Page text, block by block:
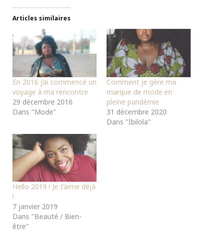
Articles similaires
En 2016 j’ai commencé un
voyage à ma rencontre
29 décembre 2016
Dans "Mode"
Comment je gère ma
marque de mode en
pleine pandémie
31 décembre 2020
Dans "Ibilola"
Hello 2019 ! Je t’aime déjà
!
7 janvier 2019
Dans "Beauté / Bien-
être"